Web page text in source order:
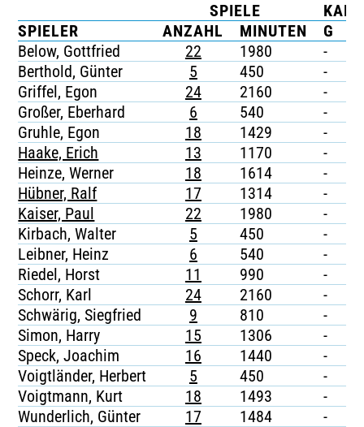
TICKETING
SPIELE
SPIELER
ANZAHL MINUTEN G
Below, Gottfried
22 1980 -
Berthold, Günter
5 450 -
Griffel, Egon
24 2160 -
Großer, Eberhard
6 540 -
Gruhle, Egon
18 1429 -
Haake, Erich
13 1170 -
Heinze, Werner
18 1614 -
Hübner, Ralf
17 1314 -
Kaiser, Paul
22 1980 -
Kirbach, Walter
5 450 -
Leibner, Heinz
6 540 -
Riedel, Horst
11 990 -
Schorr, Karl
24 2160 -
Schwärig, Siegfried
9 810 -
Simon, Harry
15 1306 -
Speck, Joachim
16 1440 -
Voigtländer, Herbert
5 450 -
Voigtmann, Kurt
18 1493 -
Wunderlich, Günter
17 1484 -